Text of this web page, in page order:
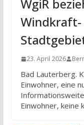
WgiR
Windkraft-
23. April 2026
Bad Lauterberg.
Einwohner, eine
Einwohner,